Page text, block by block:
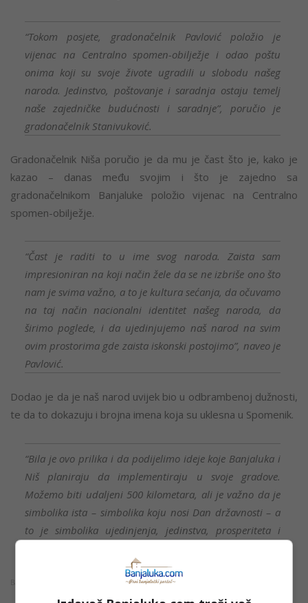
“Tokom posjete, gradonačelnik Pavlović položio je
vijenac na Centralno spomen-obilježje i odao poštu
onima koji su svoje živote ugradili u slobodu našeg
naroda. Jedinstvo, poštovanje i saradnja ostaju temelj
naše zajedničke budućnosti i saradnje”, poručio je
gradonačelnik Stanivuković.
Gradonačelnik Niša poručio je da mu je čast što je, kako je
kazao – danas među svojim i što je zajedno sa
gradonačelnikom Banjaluke položio vijenac na Centralno
spomen-obilježje.
“Čast je raditi to u ime svog naroda. Zaista sam
impresioniran na koji način žele da se ne izbriše ono što
nam je svima važno, a to je kultura sećanja, da očuvamo
na taj način nacionalni identitet našeg naroda, da
širimo poglede, i da ujedinjujemo naš narod na svim
ovim prostorima gde zaista iskonski postojimo”, naveo je
Pavlović.
Dodao je da je naš narod uvijek bio u odbrambenoj dužnosti,
te da to dokazuju i brojna imena koja su uklesna u Spomenik.
“Bila je ovo prilika i da podijelimo ideje koje Banjaluka i
Niš planiraju da implementiraju u svoje gradove.
Možemo biti udaljeni 500 kilometara, ali je važno da je
simbolika ista – simbolika koju nosi Dan državnosti – a
to je simbolika ujedinjenja, jedinstva, prosperiteta i
Banjaluka.com / Foto: Grad Banjaluka/A. Čavić